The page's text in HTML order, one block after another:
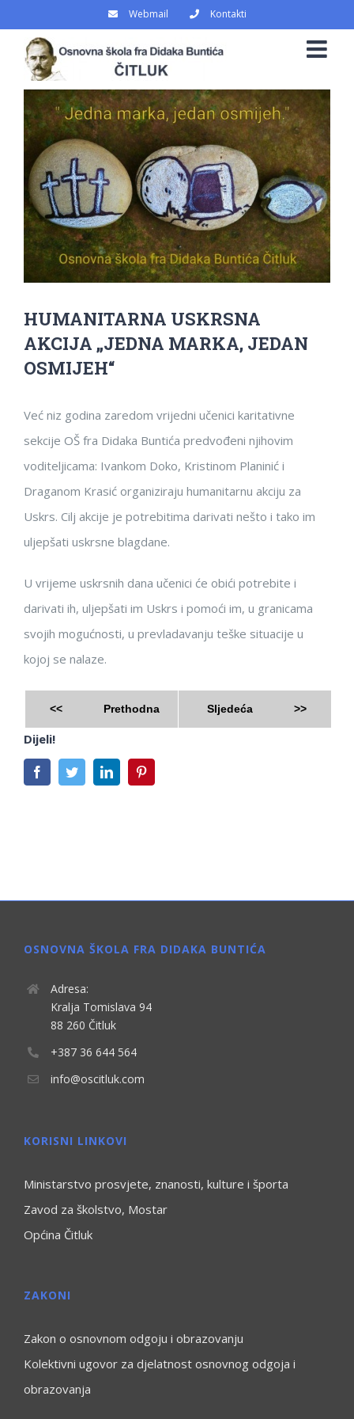
content
Webmail Kontakti
View
Larger
Image
HUMANITARNA USKRSNA
AKCIJA „JEDNA MARKA, JEDAN
OSMIJEH“
Već niz godina zaredom vrijedni učenici karitativne
sekcije OŠ fra Didaka Buntića predvođeni njihovim
voditeljicama: Ivankom Doko, Kristinom Planinić i
Draganom Krasić organiziraju humanitarnu akciju za
Uskrs. Cilj akcije je potrebitima darivati nešto i tako im
uljepšati uskrsne blagdane.
U vrijeme uskrsnih dana učenici će obići potrebite i
darivati ih, uljepšati im Uskrs i pomoći im, u granicama
svojih mogućnosti, u prevladavanju teške situacije u
kojoj se nalaze.
<< Prethodna Sljedeća >>
Dijeli!
FacebookTwitterLinkedIn
OSNOVNA ŠKOLA FRA DIDAKA BUNTIĆA
Adresa:
Kralja Tomislava 94
88 260 Čitluk
+387 36 644 564
info@oscitluk.com
KORISNI LINKOVI
Ministarstvo prosvjete, znanosti, kulture i športa
Zavod za školstvo, Mostar
Općina Čitluk
ZAKONI
Zakon o osnovnom odgoju i obrazovanju
Kolektivni ugovor za djelatnost osnovnog odgoja i
obrazovanja